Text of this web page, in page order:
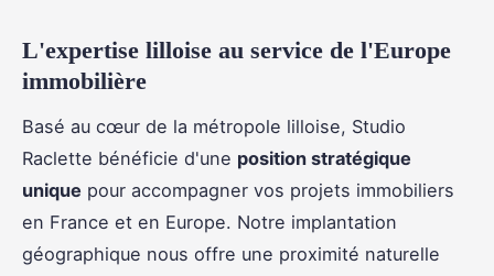
L'expertise lilloise au service de l'Europe
immobilière
Basé au cœur de la métropole lilloise, Studio
Raclette bénéficie d'une position stratégique
unique pour accompagner vos projets immobiliers
en France et en Europe. Notre implantation
géographique nous offre une proximité naturelle